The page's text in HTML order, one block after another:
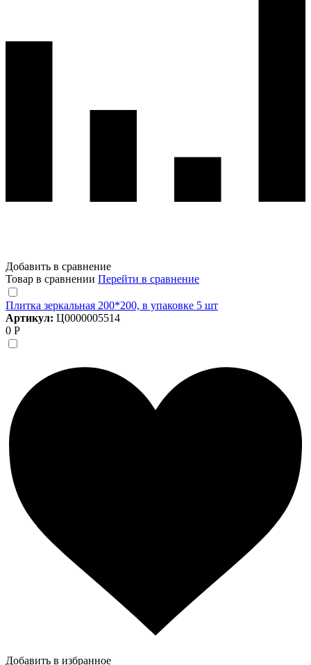
Добавить в сравнение
Товар в сравнении Перейти в сравнение
Плитка зеркальная 200*200, в упаковке 5 шт
Артикул: Ц0000005514
0 Р
Добавить в избранное